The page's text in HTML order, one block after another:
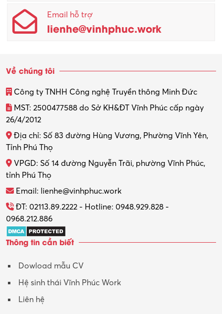
Email hỗ trợ
lienhe@vinhphuc.work
Về chúng tôi
Công ty TNHH Công nghệ Truyền thông Minh Đức
MST: 2500477588 do Sở KH&ĐT Vĩnh Phúc cấp ngày
26/4/2012
Địa chỉ: Số 83 đường Hùng Vương, Phường Vĩnh Yên,
Tỉnh Phú Thọ
VPGD: Số 14 đường Nguyễn Trãi, phường Vĩnh Phúc,
tỉnh Phú Thọ
Email: lienhe@vinhphuc.work
ĐT: 02113.89.2222 - Hotline: 0948.929.828 -
0968.212.886
Thông tin cần biết
Dowload mẫu CV
Hệ sinh thái Vĩnh Phúc Work
Liên hệ